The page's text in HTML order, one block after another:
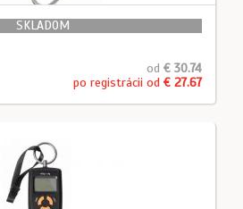
SKLADOM
od € 30.74
po registrácii od € 27.67